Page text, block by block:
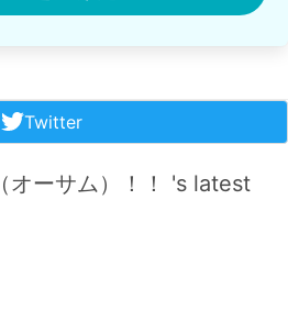
Twitter
オーサム）！！ 's latest